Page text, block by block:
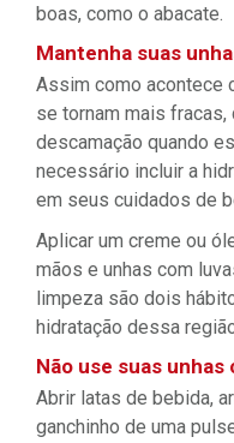
boas, como o abacate.
Mantenha suas
Assim como acontece
se tornam mais
descamação quando
necessário incluir a
em seus cuidados de
Aplicar um creme ou
mãos e unhas com
limpeza são dois
hidratação dessa
Não use suas
Abrir latas de bebida,
ganchinho de uma